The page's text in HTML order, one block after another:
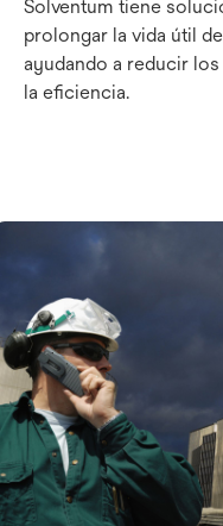
Solventum tiene
prolongar la vida útil
ayudando a reducir
la eficiencia.